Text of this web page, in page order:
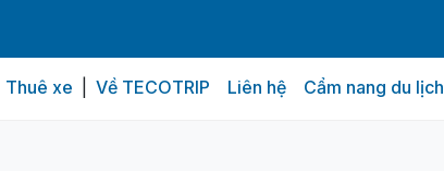
Thuê xe Về TECOTRIP Liên hệ Cẩm nang du lịch